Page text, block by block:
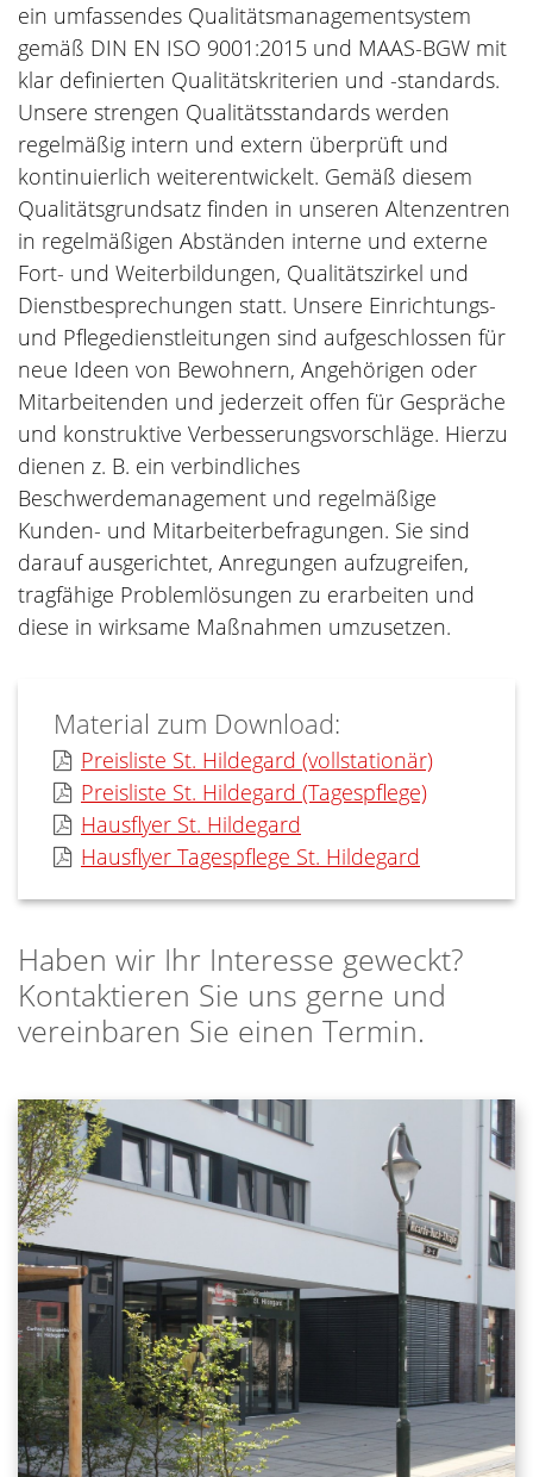
ein umfassendes Qualitätsmanagementsystem
gemäß DIN EN ISO 9001:2015 und MAAS-BGW mit
klar definierten Qualitätskriterien und -standards.
Unsere strengen Qualitätsstandards werden
regelmäßig intern und extern überprüft und
kontinuierlich weiterentwickelt. Gemäß diesem
Qualitätsgrundsatz finden in unseren Altenzentren
in regelmäßigen Abständen interne und externe
Fort- und Weiterbildungen, Qualitätszirkel und
Dienstbesprechungen statt. Unsere Einrichtungs-
und Pflegedienstleitungen sind aufgeschlossen für
neue Ideen von Bewohnern, Angehörigen oder
Mitarbeitenden und jederzeit offen für Gespräche
und konstruktive Verbesserungsvorschläge. Hierzu
dienen z. B. ein verbindliches
Beschwerdemanagement und regelmäßige
Kunden- und Mitarbeiterbefragungen. Sie sind
darauf ausgerichtet, Anregungen aufzugreifen,
tragfähige Problemlösungen zu erarbeiten und
diese in wirksame Maßnahmen umzusetzen.
Material zum Download:
Preisliste St. Hildegard (vollstationär)
Preisliste St. Hildegard (Tagespflege)
Hausflyer St. Hildegard
Hausflyer Tagespflege St. Hildegard
Haben wir Ihr Interesse geweckt?
Kontaktieren Sie uns gerne und
vereinbaren Sie einen Termin.